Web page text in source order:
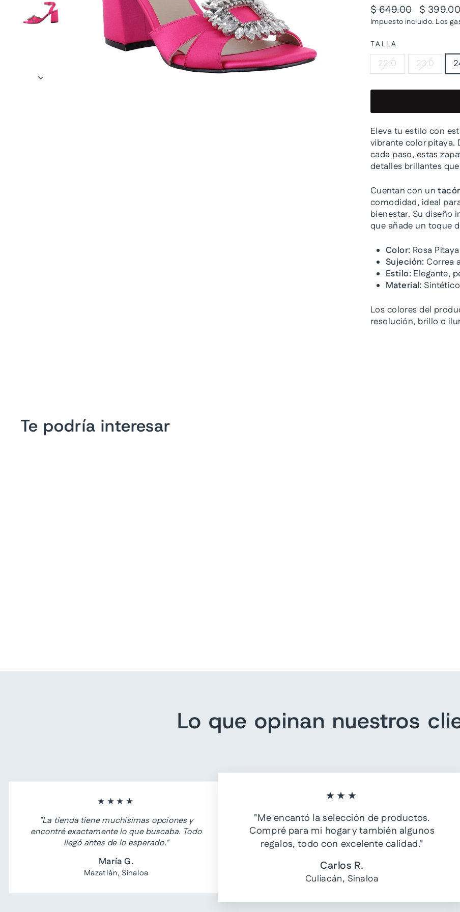
Precio
habitual
$ 649.00
Precio
de
$ 399.00
Impuesto incluido. Los
TALLA
22.0 23.0
Eleva tu estilo con
vibrante color pitaya.
cada paso, estas
detalles brillantes
Cuentan con un
comodidad, ideal
bienestar. Su diseño
que añade un toque
Color: Rosa
Sujeción: Correa
Estilo:Elegante,
Material:
Los colores del
resolución, brillo o
Te podría interesar
Lo que opinan nuestros
★★★★
"La tienda tiene muchísimas opciones y
encontré exactamente lo que buscaba. Todo
llegó antes de lo esperado."
María G.
Mazatlán, Sinaloa
★★★
"Me encantó la selección de productos.
Compré para mi hogar y también algunos
regalos, todo con excelente calidad."
Carlos R.
Culiacán, Sinaloa